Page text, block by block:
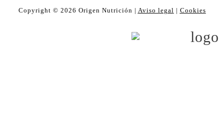
Copyright © 2026 Origen Nutrición | Aviso legal | Cookies